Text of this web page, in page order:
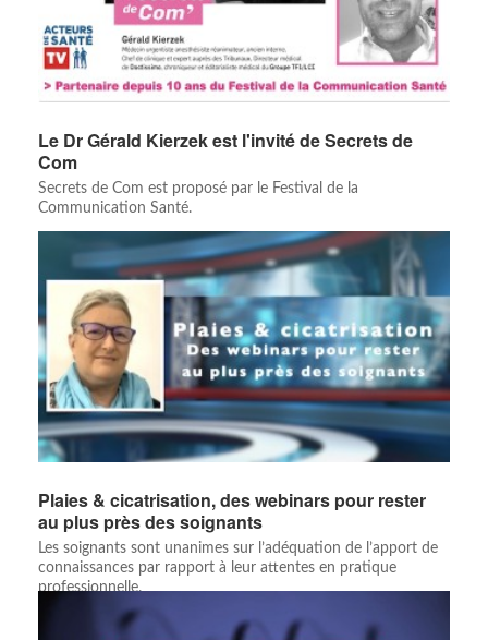
Le Dr Gérald Kierzek est l'invité de Secrets de
Com
Secrets de Com est proposé par le Festival de la
Communication Santé.
Plaies & cicatrisation, des webinars pour rester
au plus près des soignants
Les soignants sont unanimes sur l’adéquation de l’apport de
connaissances par rapport à leur attentes en pratique
professionnelle.